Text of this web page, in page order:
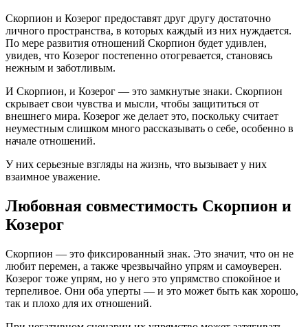
Скорпион и Козерог предоставят друг другу достаточно
личного пространства, в которых каждый из них нуждается.
По мере развития отношений Скорпион будет удивлен,
увидев, что Козерог постепенно отогревается, становясь
нежным и заботливым.
И Скорпион, и Козерог — это замкнутые знаки. Скорпион
скрывает свои чувства и мысли, чтобы защититься от
внешнего мира. Козерог же делает это, поскольку считает
неуместным слишком много рассказывать о себе, особенно в
начале отношений.
У них серьезные взгляды на жизнь, что вызывает у них
взаимное уважение.
Любовная совместимость Скорпион и
Козерог
Скорпион — это фиксированный знак. Это значит, что он не
любит перемен, а также чрезвычайно упрям и самоуверен.
Козерог тоже упрям, но у него это упрямство спокойное и
терпеливое. Они оба уперты — и это может быть как хорошо,
так и плохо для их отношений.